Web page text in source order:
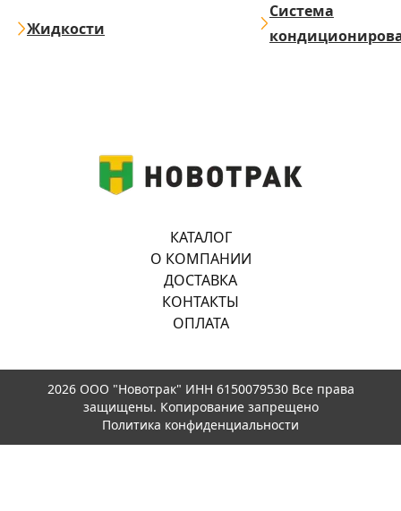
Жидкости
Система
КАТАЛОГ
О КОМПАНИИ
ДОСТАВКА
КОНТАКТЫ
ОПЛАТА
2026 ООО "Новотрак" ИНН 6150079530 Все права
защищены. Копирование запрещено
Политика конфиденциальности